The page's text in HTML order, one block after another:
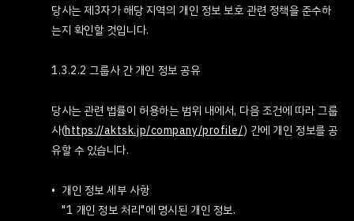
당사는 제3자가 해당 지역의 개인 정보 보호 관련 정책을 준수하
는지 확인할 것입니다.
1.3.2.2 그룹사 간 개인 정보 공유
당사는 관련 법률이 허용하는 범위 내에서, 다음 조건에 따라 그룹
사(https://aktsk.jp/company/profile/) 간에 개인 정보를 공
유할 수 있습니다.
개인 정보 세부 사항
"1 개인 정보 처리"에 명시된 개인 정보.